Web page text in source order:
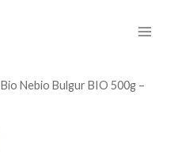
Bio Nebio Bulgur BIO 500g –